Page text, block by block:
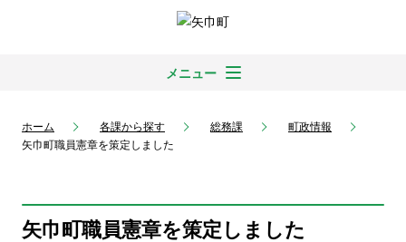
メニュー
ホーム 各課から探す 総務課
町政情報
矢巾町職員憲章を策定しました
矢巾町職員憲章を策定しました